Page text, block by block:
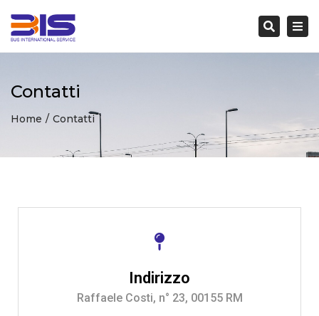
Contatti
Home Contatti
Indirizzo
Raffaele Costi, n° 23, 00155 RM